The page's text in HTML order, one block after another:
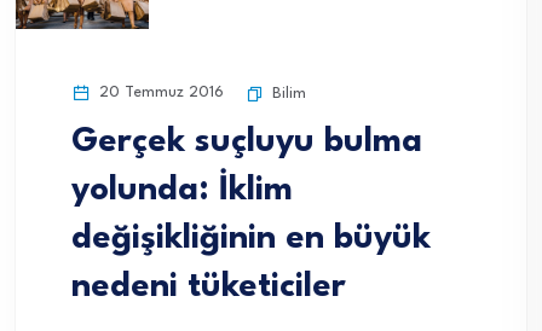
20 Temmuz 2016 Bilim
Gerçek suçluyu bulma
yolunda: İklim
değişikliğinin en büyük
nedeni tüketiciler